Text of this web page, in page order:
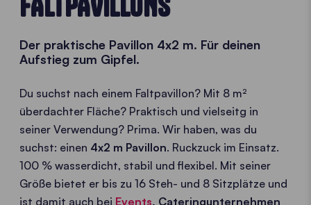
Der praktische Pavillon 4x2 m. Für deinen
Aufstieg zum Gipfel.
Du suchst nach einem Faltpavillon? Mit 8 m²
überdachter Fläche? Praktisch und vielseitg in
seiner Verwendung? Prima. Wir haben, was du
suchst: einen 4x2 m Pavillon. Ruckzuck im Einsatz.
100 % wasserdicht, stabil und flexibel. Mit seiner
Größe bietet er bis zu 16 Steh- und 8 Sitzplätze und
ist damit auch bei Events, Cateringunternehmen